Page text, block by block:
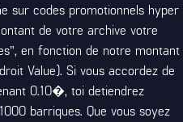
sur codes promotionnels hyper
de votre archive votre
en fonction de notre montant
Value). Si vous accordez de
0.10�, toi detiendrez
barriques. Que vous soyez